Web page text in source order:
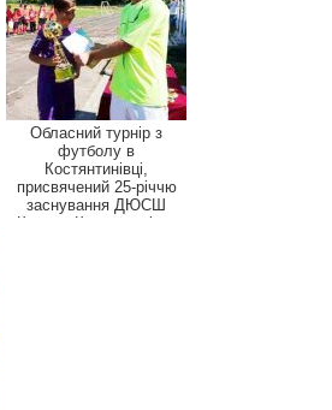
Обласний турнір з
футболу в
Костянтинівці,
присвячений 25-річчю
заснування ДЮСШ
«Колос» Костянтинівс...